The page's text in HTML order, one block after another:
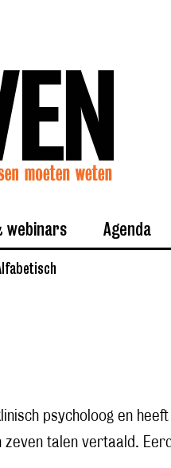
webinars Agenda
psycholoog en
zeven talen vertaald.